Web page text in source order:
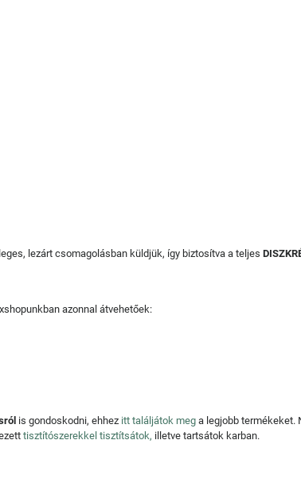
lezárt csomagolásban küldjük, így biztosítva a teljes
azonnal átvehetőek:
is gondoskodni, ehhez itt találjátok meg a legjobb termékeket.
tisztítószerekkel tisztítsátok, illetve tartsátok karban.